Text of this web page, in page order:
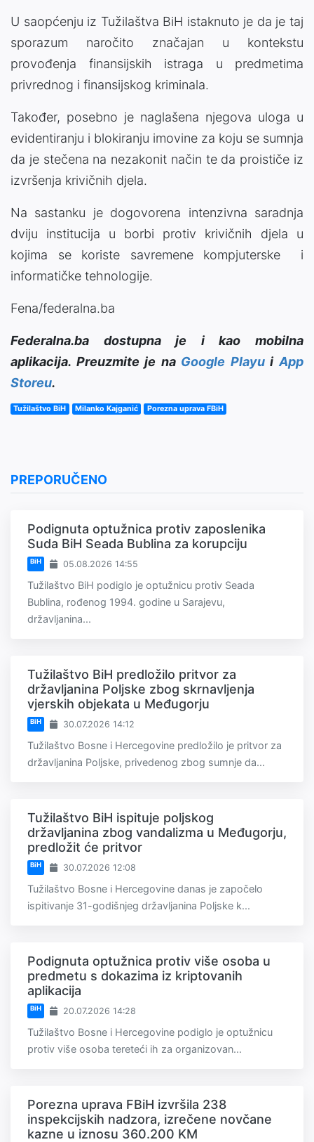
U saopćenju iz Tužilaštva BiH istaknuto je da je taj
sporazum naročito značajan u kontekstu
provođenja finansijskih istraga u predmetima
privrednog i finansijskog kriminala.
Također, posebno je naglašena njegova uloga u
evidentiranju i blokiranju imovine za koju se sumnja
da je stečena na nezakonit način te da proističe iz
izvršenja krivičnih djela.
Na sastanku je dogovorena intenzivna saradnja
dviju institucija u borbi protiv krivičnih djela u
kojima se koriste savremene kompjuterske i
informatičke tehnologije.
Fena/federalna.ba
Federalna.ba dostupna je i kao mobilna
aplikacija. Preuzmite je na Google PlayuiApp
Storeu.
Tužilaštvo BiH Milanko Kajganić Porezna uprava FBiH
PREPORUČENO
Podignuta optužnica protiv zaposlenika
Suda BiH Seada Bublina za korupciju
BiH 05.08.2026 14:55
Tužilaštvo BiH podiglo je optužnicu protiv Seada
Bublina, rođenog 1994. godine u Sarajevu,
državljanina...
Tužilaštvo BiH predložilo pritvor za
državljanina Poljske zbog skrnavljenja
vjerskih objekata u Međugorju
BiH 30.07.2026 14:12
Tužilaštvo Bosne i Hercegovine predložilo je pritvor za
državljanina Poljske, privedenog zbog sumnje da...
Tužilaštvo BiH ispituje poljskog
državljanina zbog vandalizma u Međugorju,
predložit će pritvor
BiH 30.07.2026 12:08
Tužilaštvo Bosne i Hercegovine danas je započelo
ispitivanje 31-godišnjeg državljanina Poljske k...
Podignuta optužnica protiv više osoba u
predmetu s dokazima iz kriptovanih
aplikacija
BiH 20.07.2026 14:28
Tužilaštvo Bosne i Hercegovine podiglo je optužnicu
protiv više osoba tereteći ih za organizovan...
Porezna uprava FBiH izvršila 238
inspekcijskih nadzora, izrečene novčane
kazne u iznosu 360.200 KM